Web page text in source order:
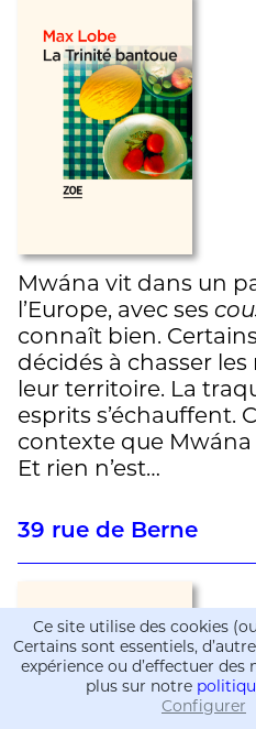
Informations
Informations
Mwána vit dans un
l’Europe, avec ses
connaît bien.
décidés à chasser
leur territoire. La
esprits s’échauffent.
contexte que
Et rien n’est…
39 rue de Berne
Ce site utilise des cookies
Certains sont essentiels,
expérience ou d’effectuer des
plus sur notre
Configurer